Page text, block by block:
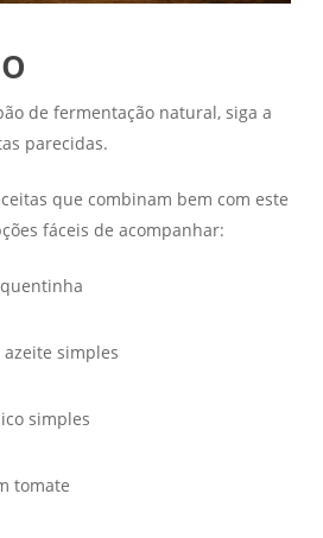
de fermentação natural, siga a
parecidas.
que combinam bem com este
fáceis de acompanhar:
simples
simples
tomate